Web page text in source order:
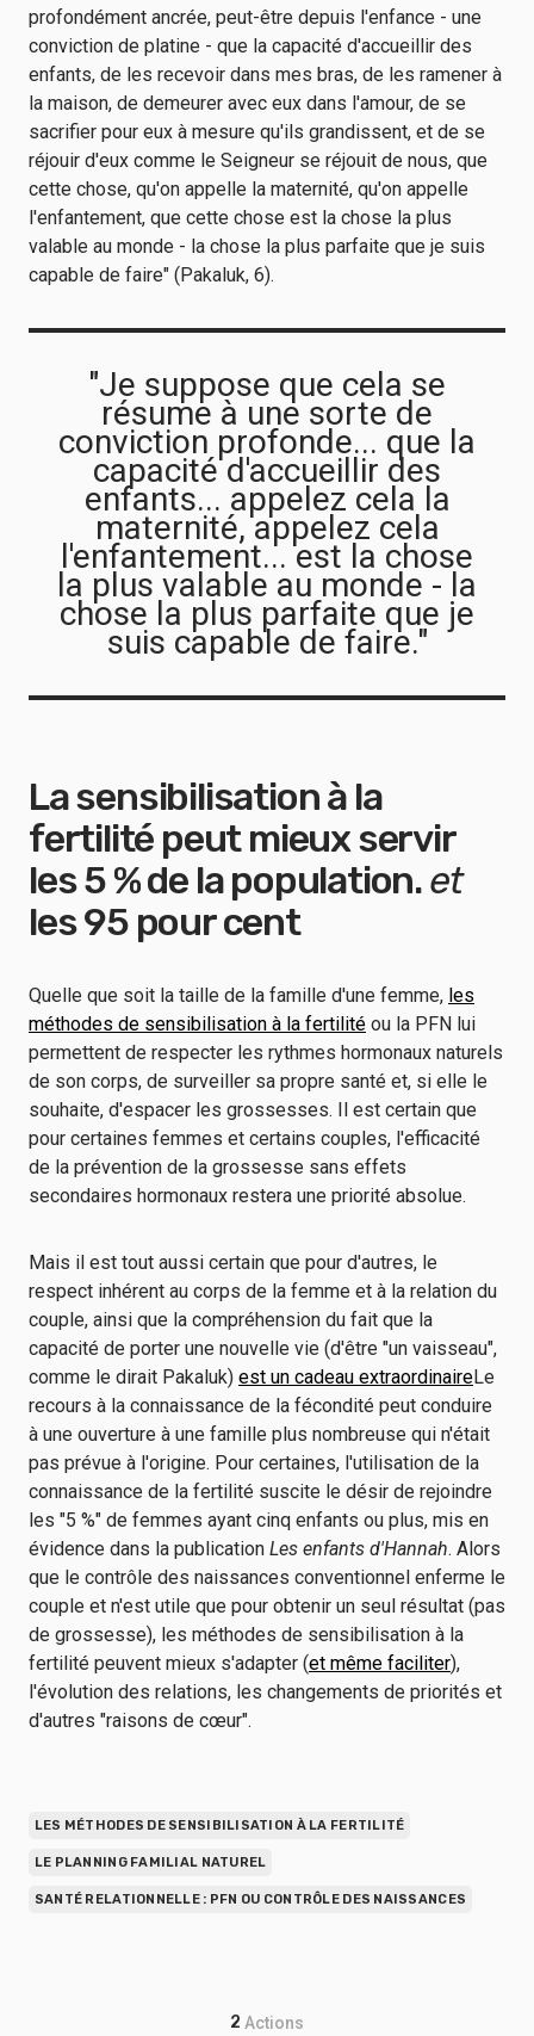
profondément ancrée, peut-être depuis l'enfance - une
conviction de platine - que la capacité d'accueillir des
enfants, de les recevoir dans mes bras, de les ramener à
la maison, de demeurer avec eux dans l'amour, de se
sacrifier pour eux à mesure qu'ils grandissent, et de se
réjouir d'eux comme le Seigneur se réjouit de nous, que
cette chose, qu'on appelle la maternité, qu'on appelle
l'enfantement, que cette chose est la chose la plus
valable au monde - la chose la plus parfaite que je suis
capable de faire" (Pakaluk, 6).
"Je suppose que cela se
résume à une sorte de
conviction profonde... que la
capacité d'accueillir des
enfants... appelez cela la
maternité, appelez cela
l'enfantement... est la chose
la plus valable au monde - la
chose la plus parfaite que je
suis capable de faire."
La sensibilisation à la
fertilité peut mieux servir
les 5 % de la population.et
les 95 pour cent
Quelle que soit la taille de la famille d'une femme, les
méthodes de sensibilisation à la fertilité ou la PFN lui
permettent de respecter les rythmes hormonaux naturels
de son corps, de surveiller sa propre santé et, si elle le
souhaite, d'espacer les grossesses. Il est certain que
pour certaines femmes et certains couples, l'efficacité
de la prévention de la grossesse sans effets
secondaires hormonaux restera une priorité absolue.
Mais il est tout aussi certain que pour d'autres, le
respect inhérent au corps de la femme et à la relation du
couple, ainsi que la compréhension du fait que la
capacité de porter une nouvelle vie (d'être "un vaisseau",
comme le dirait Pakaluk) est un cadeau extraordinaireLe
recours à la connaissance de la fécondité peut conduire
à une ouverture à une famille plus nombreuse qui n'était
pas prévue à l'origine. Pour certaines, l'utilisation de la
connaissance de la fertilité suscite le désir de rejoindre
les "5 %" de femmes ayant cinq enfants ou plus, mis en
évidence dans la publication Les enfants d'Hannah. Alors
que le contrôle des naissances conventionnel enferme le
couple et n'est utile que pour obtenir un seul résultat (pas
de grossesse), les méthodes de sensibilisation à la
fertilité peuvent mieux s'adapter (et même faciliter),
l'évolution des relations, les changements de priorités et
d'autres "raisons de cœur".
LES MÉTHODES DE SENSIBILISATION À LA FERTILITÉ
LE PLANNING FAMILIAL NATUREL
SANTÉ RELATIONNELLE : PFN OU CONTRÔLE DES NAISSANCES
2 Actions